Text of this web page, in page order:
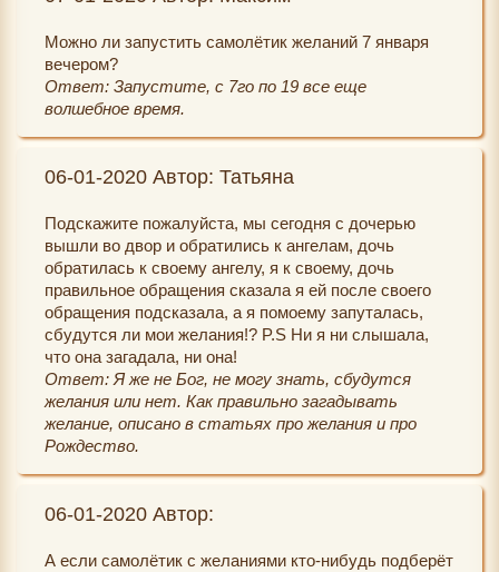
Можно ли запустить самолётик желаний 7 января
вечером?
Ответ: Запустите, с 7го по 19 все еще
волшебное время.
06-01-2020 Автор: Татьяна
Подскажите пожалуйста, мы сегодня с дочерью
вышли во двор и обратились к ангелам, дочь
обратилась к своему ангелу, я к своему, дочь
правильное обращения сказала я ей после своего
обращения подсказала, а я помоему запуталась,
сбудутся ли мои желания!? P.S Ни я ни слышала,
что она загадала, ни она!
Ответ: Я же не Бог, не могу знать, сбудутся
желания или нет. Как правильно загадывать
желание, описано в статьях про желания и про
Рождество.
06-01-2020 Автор:
А если самолётик с желаниями кто-нибудь подберёт